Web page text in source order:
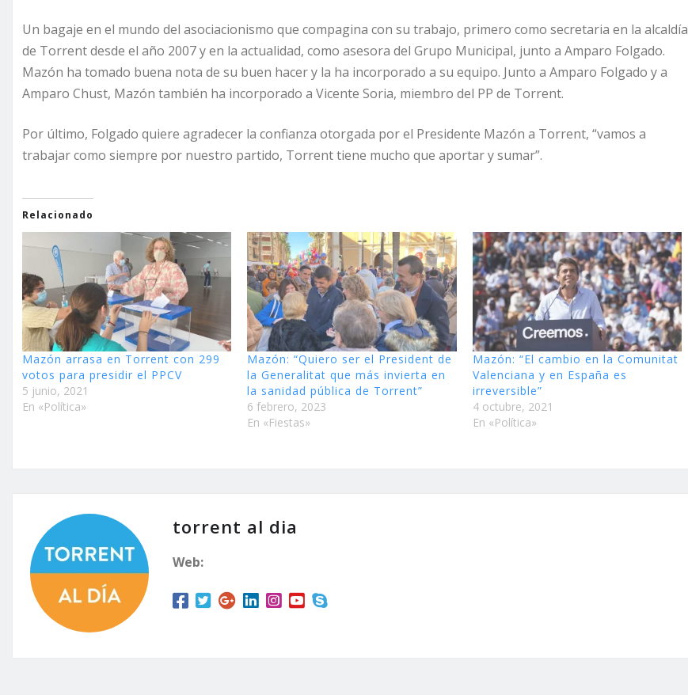
Un bagaje en el mundo del asociacionismo que compagina con su trabajo, primero como secretaria en la alcaldía
de Torrent desde el año 2007 y en la actualidad, como asesora del Grupo Municipal, junto a Amparo Folgado.
Mazón ha tomado buena nota de su buen hacer y la ha incorporado a su equipo. Junto a Amparo Folgado y a
Amparo Chust, Mazón también ha incorporado a Vicente Soria, miembro del PP de Torrent.
Por último, Folgado quiere agradecer la confianza otorgada por el Presidente Mazón a Torrent, “vamos a
trabajar como siempre por nuestro partido, Torrent tiene mucho que aportar y sumar”.
Relacionado
Mazón arrasa en Torrent con 299
votos para presidir el PPCV
5 junio, 2021
En «Política»
Mazón: “Quiero ser el President de
la Generalitat que más invierta en
la sanidad pública de Torrent”
6 febrero, 2023
En «Fiestas»
Mazón: “El cambio en la Comunitat
Valenciana y en España es
irreversible”
4 octubre, 2021
En «Política»
torrent al dia
Web: